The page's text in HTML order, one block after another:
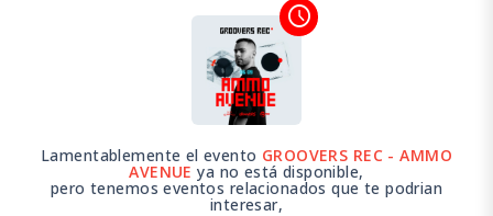
access_time
Lamentablemente el evento GROOVERS REC - AMMO
AVENUE ya no está disponible,
pero tenemos eventos relacionados que te podrian
interesar,